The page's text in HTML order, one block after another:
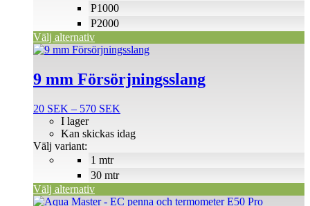
P1000
P2000
Välj alternativ
produktsidan
9 mm Försörjningsslang
20 SEK – 570 SEK
till
1 mtr
30 mtr
I lager
Kan skickas idag
Välj variant:
Välj alternativ
Den
produkten
har
varianter.
olika
alternativen
på
produktsidan